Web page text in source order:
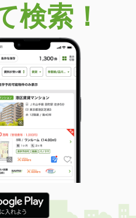
検索！